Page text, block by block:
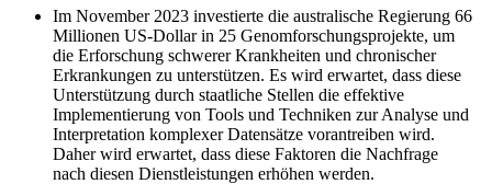
Im November 2023 investierte die australische Regierung 66
Millionen US-Dollar in 25 Genomforschungsprojekte, um
die Erforschung schwerer Krankheiten und chronischer
Erkrankungen zu unterstützen. Es wird erwartet, dass diese
Unterstützung durch staatliche Stellen die effektive
Implementierung von Tools und Techniken zur Analyse und
Interpretation komplexer Datensätze vorantreiben wird.
Daher wird erwartet, dass diese Faktoren die Nachfrage
nach diesen Dienstleistungen erhöhen werden.